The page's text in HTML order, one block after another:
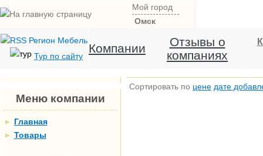
Мой город
Омск
Тур по сайту
Компании
Отзывы о
компаниях
Меню компании
► Главная
► Товары
Сортировать по цене дате